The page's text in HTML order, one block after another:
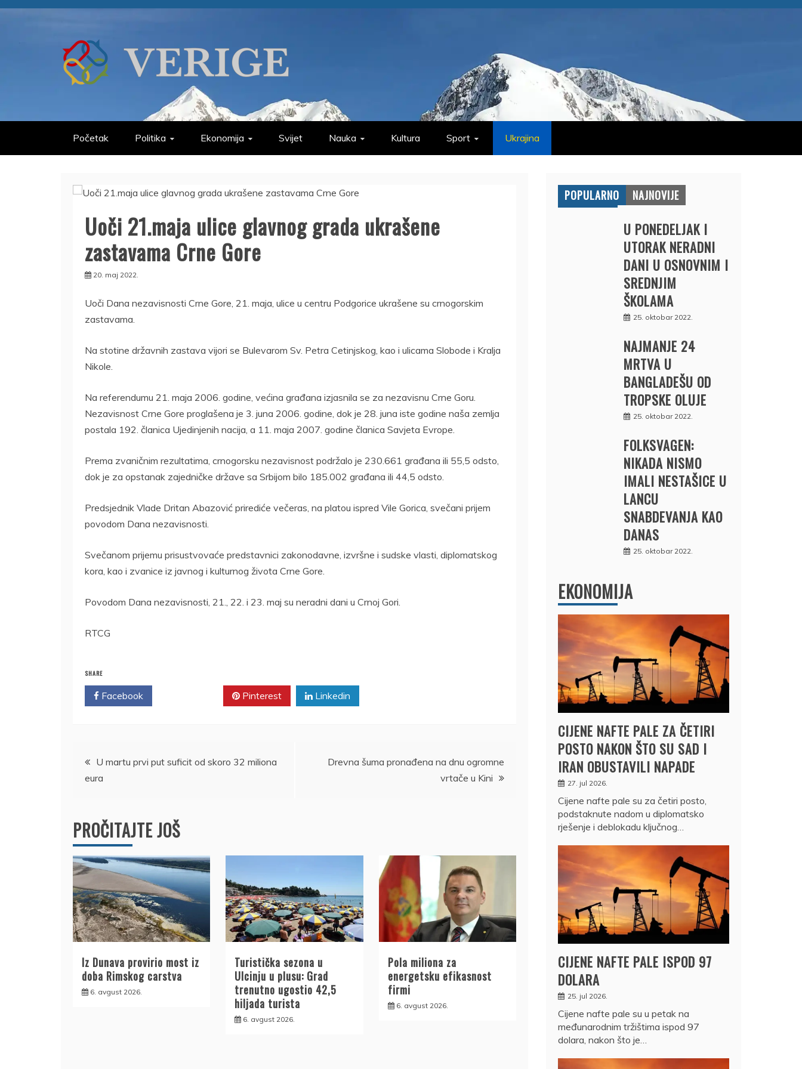
Skip
VERIGE
Početak Politika Ekonomija Svijet Nauka Kultura Sport Ukrajina
Uoči 21.maja ulice glavnog grada ukrašene
zastavama Crne Gore
20. maj 2022.
Uoči Dana nezavisnosti Crne Gore, 21. maja, ulice u centru Podgorice ukrašene su crnogorskim
zastavama.
Na stotine državnih zastava vijori se Bulevarom Sv. Petra Cetinjskog, kao i ulicama Slobode i Kralja
Nikole.
Na referendumu 21. maja 2006. godine, većina građana izjasnila se za nezavisnu Crne Goru.
Nezavisnost Crne Gore proglašena je 3. juna 2006. godine, dok je 28. juna iste godine naša zemlja
postala 192. članica Ujedinjenih nacija, a 11. maja 2007. godine članica Savjeta Evrope.
Prema zvaničnim rezultatima, crnogorsku nezavisnost podržalo je 230.661 građana ili 55,5 odsto,
dok je za opstanak zajedničke države sa Srbijom bilo 185.002 građana ili 44,5 odsto.
Predsjednik Vlade Dritan Abazović prirediće večeras, na platou ispred Vile Gorica, svečani prijem
povodom Dana nezavisnosti.
Svečanom prijemu prisustvovaće predstavnici zakonodavne, izvršne i sudske vlasti, diplomatskog
kora, kao i zvanice iz javnog i kulturnog života Crne Gore.
Povodom Dana nezavisnosti, 21., 22. i 23. maj su neradni dani u Crnoj Gori.
RTCG
SHARE
Facebook Pinterest Linkedin
Kretanje
članka
U martu prvi put suficit od skoro 32 miliona
eura
Drevna šuma pronađena na dnu ogromne
vrtače u Kini
PROČITAJTE JOŠ
Iz Dunava provirio most iz
doba Rimskog carstva
6. avgust 2026.
Turistička sezona u
Ulcinju u plusu: Grad
trenutno ugostio 42,5
hiljada turista
6. avgust 2026.
Pola miliona za
energetsku efikasnost
firmi
6. avgust 2026.
POPULARNO NAJNOVIJE
U PONEDELJAK I
UTORAK NERADNI
DANI U OSNOVNIM I
SREDNJIM
ŠKOLAMA
25. oktobar 2022.
NAJMANJE 24
MRTVA U
BANGLADEŠU OD
TROPSKE OLUJE
25. oktobar 2022.
FOLKSVAGEN:
NIKADA NISMO
IMALI NESTAŠICE U
LANCU
SNABDEVANJA KAO
DANAS
25. oktobar 2022.
EKONOMIJA
CIJENE NAFTE PALE ZA ČETIRI
POSTO NAKON ŠTO SU SAD I
IRAN OBUSTAVILI NAPADE
27. jul 2026.
Cijene nafte pale su za četiri posto,
podstaknute nadom u diplomatsko
rješenje i deblokadu ključnog…
CIJENE NAFTE PALE ISPOD 97
DOLARA
25. jul 2026.
Cijene nafte pale su u petak na
međunarodnim tržištima ispod 97
dolara, nakon što je…